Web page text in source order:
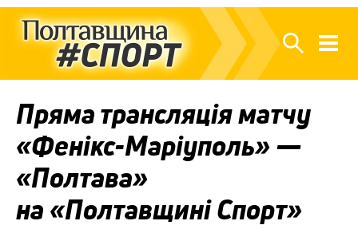
Пряма трансляція матчу
«Фенікс-Маріуполь» —
«Полтава»
на «Полтавщині Спорт»